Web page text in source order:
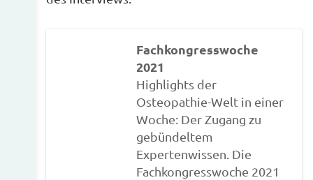
Fachkongresswoche
2021
Highlights der
Osteopathie-Welt in einer
Woche: Der Zugang zu
gebündeltem
Expertenwissen. Die
Fachkongresswoche 2021